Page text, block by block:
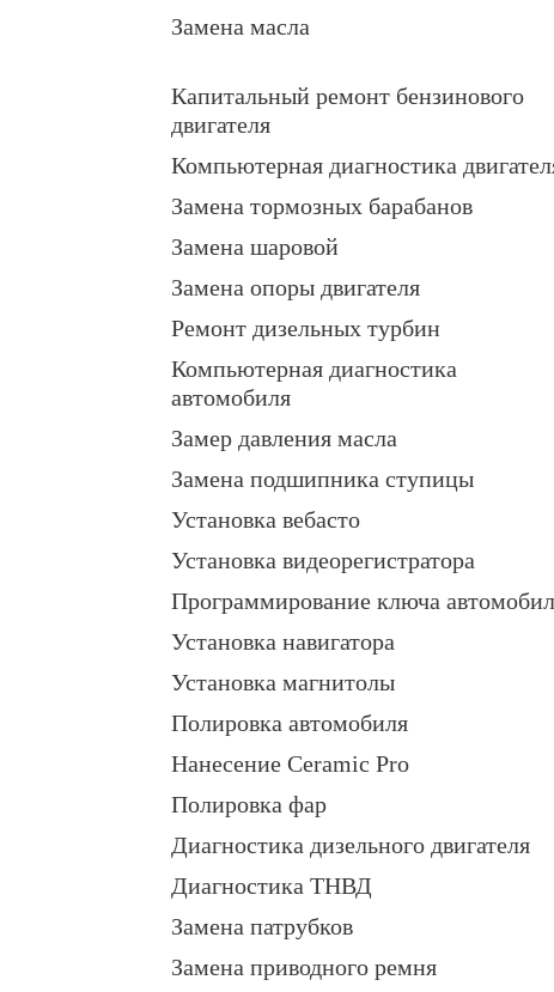
Замена масла
Капитальный ремонт бензинового
двигателя
Компьютерная диагностика
Замена тормозных барабанов
Замена шаровой
Замена опоры двигателя
Ремонт дизельных турбин
Компьютерная диагностика
автомобиля
Замер давления масла
Замена подшипника ступицы
Установка вебасто
Установка видеорегистратора
Программирование ключа
Установка навигатора
Установка магнитолы
Полировка автомобиля
Нанесение Ceramic Pro
Полировка фар
Диагностика дизельного двигателя
Диагностика ТНВД
Замена патрубков
Замена приводного ремня